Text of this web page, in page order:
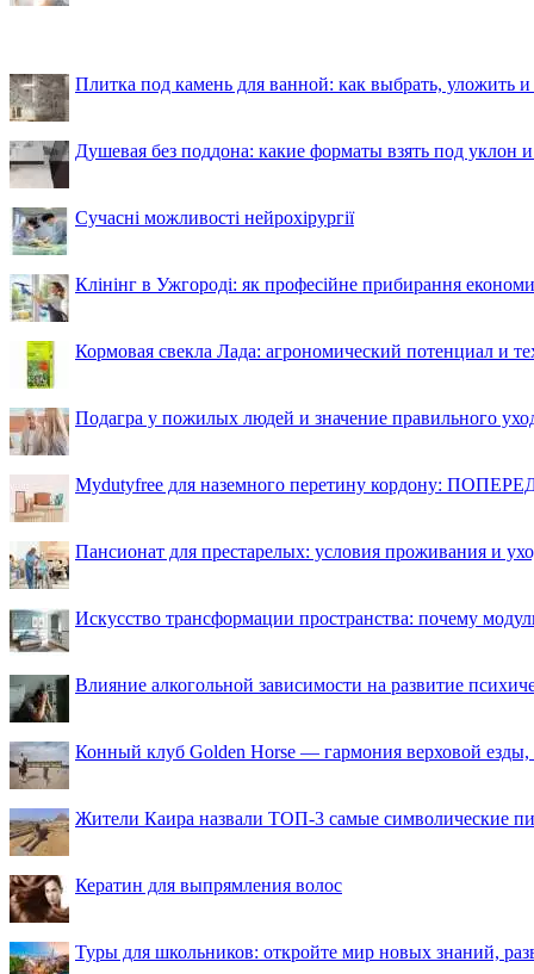
Плитка под камень для ванной: как выбрать, уложить
Душевая без поддона: какие форматы взять под уклон
Сучасні можливості нейрохірургії
Клінінг в Ужгороді: як професійне прибирання
Кормовая свекла Лада: агрономический потенциал и
Подагра у пожилых людей и значение правильного
Mydutyfree для наземного перетину кордону:
Пансионат для престарелых: условия проживания и
Искусство трансформации пространства: почему
Влияние алкогольной зависимости на развитие
Конный клуб Golden Horse — гармония верховой езды,
Жители Каира назвали ТОП-3 самые символические
Кератин для выпрямления волос
Туры для школьников: откройте мир новых знаний,